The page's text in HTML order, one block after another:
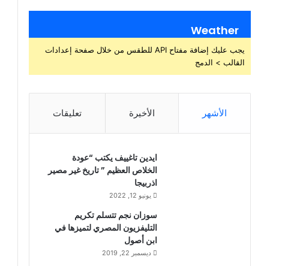
Weather
يجب عليك إضافة مفتاح API للطقس من خلال صفحة إعدادات
القالب > الدمج
الأشهر الأخيرة تعليقات
ايدين تاغييف يكتب “عودة
الخلاص العظيم ” تاريخ غير مصير
اذربيجا
يونيو 12, 2022
سوزان نجم تتسلم تكريم
التليفزيون المصري لتميزها في
ابن أصول
ديسمبر 22, 2019